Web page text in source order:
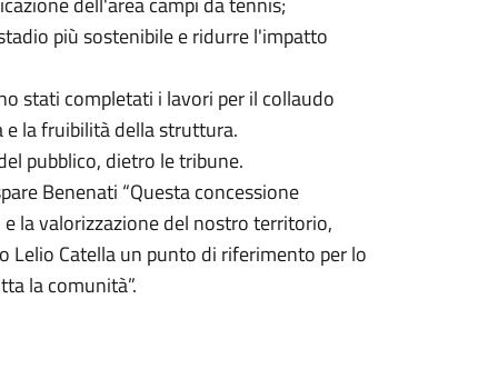
più sostenibile e ridurre l'impatto
stati completati i lavori per il collaudo
e la fruibilità della struttura.
pubblico, dietro le tribune.
Benenati “Questa concessione
la valorizzazione del nostro territorio,
Catella un punto di riferimento per lo
la comunità”.